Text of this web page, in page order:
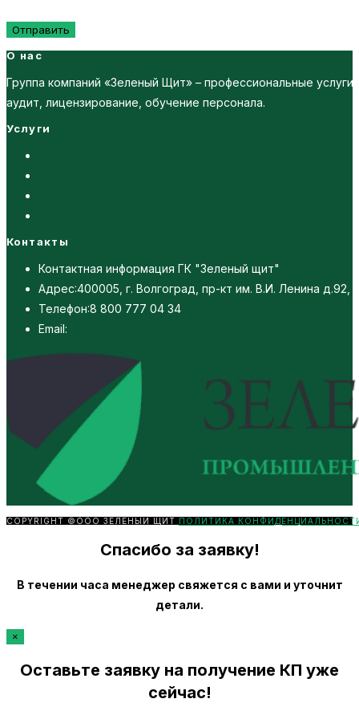
О нас
Группа компаний «Зеленый Щит» – профессиональные
аудит, лицензирование, обучение персонала.
Услуги
Контакты
Контактная информация ГК "Зеленый щит"
Адрес:400005, г. Волгоград, пр-кт им. В.И. Ленина д.92,
Телефон:8 800 777 04 34
Email:
приложении
COPYRIGHT ©ООО ЗЕЛЕНЫЙ ЩИТ ПОЛИТИКА
Спасибо за заявку!
В течении часа менеджер свяжется с вами и уточнит
детали.
×
Оставьте заявку на получение КП уже
сейчас!